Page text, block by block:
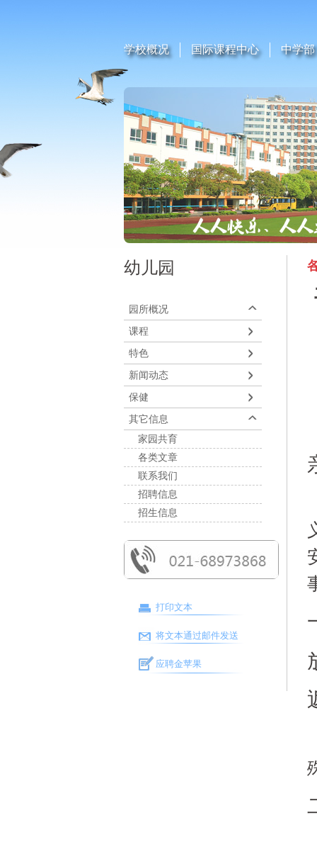
学校概况 国际课程中心 中学部
幼儿园
园所概况
课程
特色
新闻动态
保健
其它信息
家园共育
各类文章
联系我们
招聘信息
招生信息
打印文本
将文本通过邮件发送
应聘金苹果